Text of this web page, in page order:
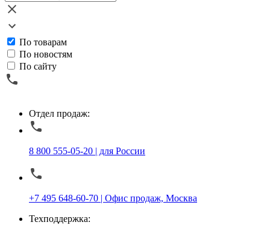
По товарам
По новостям
По сайту
Отдел продаж:
8 800 555-05-20 | для России
+7 495 648-60-70 | Офис продаж, Москва
Техподдержка: